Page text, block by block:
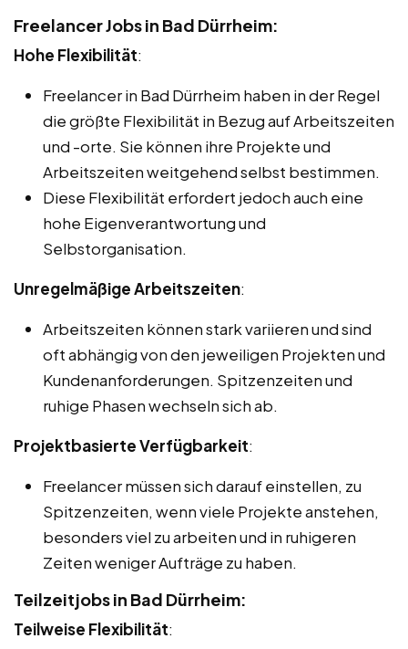
Freelancer Jobs in Bad Dürrheim:
Hohe Flexibilität:
Freelancer in Bad Dürrheim haben in der Regel
die größte Flexibilität in Bezug auf Arbeitszeiten
und -orte. Sie können ihre Projekte und
Arbeitszeiten weitgehend selbst bestimmen.
Diese Flexibilität erfordert jedoch auch eine
hohe Eigenverantwortung und
Selbstorganisation.
Unregelmäßige Arbeitszeiten:
Arbeitszeiten können stark variieren und sind
oft abhängig von den jeweiligen Projekten und
Kundenanforderungen. Spitzenzeiten und
ruhige Phasen wechseln sich ab.
Projektbasierte Verfügbarkeit:
Freelancer müssen sich darauf einstellen, zu
Spitzenzeiten, wenn viele Projekte anstehen,
besonders viel zu arbeiten und in ruhigeren
Zeiten weniger Aufträge zu haben.
Teilzeitjobs in Bad Dürrheim:
Teilweise Flexibilität: